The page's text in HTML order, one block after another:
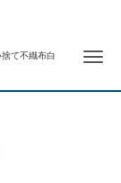
て不織布白
ナ